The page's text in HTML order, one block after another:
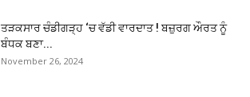
ਤੜਕਸਾਰ ਚੰਡੀਗੜ੍ਹ ‘ਚ ਵੱਡੀ ਵਾਰਦਾਤ ! ਬਜ਼ੁਰਗ ਔਰਤ ਨੂੰ
ਬੰਧਕ ਬਣਾ...
November 26, 2024